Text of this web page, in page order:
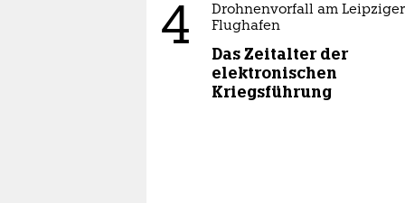
4
Drohnenvorfall am Leipziger
Flughafen
Das Zeitalter der
elektronischen
Kriegsführung